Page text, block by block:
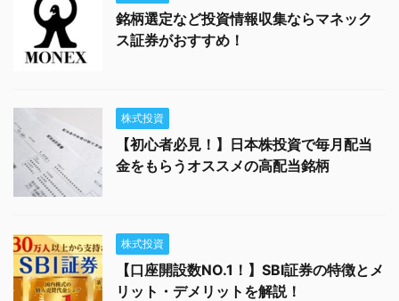
銘柄選定など投資情報収集ならマネック
ス証券がおすすめ！
株式投資
【初心者必見！】日本株投資で毎月配当
金をもらうオススメの高配当銘柄
株式投資
【口座開設数NO.1！】SBI証券の特徴とメ
リット・デメリットを解説！